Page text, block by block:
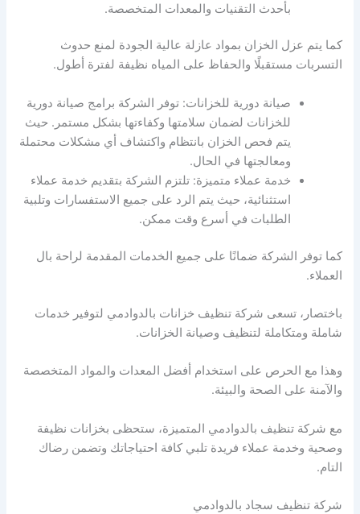
بأحدث التقنيات والمعدات المتخصصة.
كما يتم عزل الخزان بمواد عازلة عالية الجودة لمنع حدوث
التسربات مستقبلًا والحفاظ على المياه نظيفة لفترة أطول.
صيانة دورية للخزانات: توفر الشركة برامج صيانة دورية
للخزانات لضمان سلامتها وكفاءتها بشكل مستمر. حيث
يتم فحص الخزان بانتظام واكتشاف أي مشكلات محتملة
ومعالجتها في الحال.
خدمة عملاء متميزة: تلتزم الشركة بتقديم خدمة عملاء
استثنائية، حيث يتم الرد على جميع الاستفسارات وتلبية
الطلبات في أسرع وقت ممكن.
كما توفر الشركة ضمانًا على جميع الخدمات المقدمة لراحة بال
العملاء.
باختصار، تسعى شركة تنظيف خزانات بالدوادمي لتوفير خدمات
شاملة ومتكاملة لتنظيف وصيانة الخزانات.
وهذا مع الحرص على استخدام أفضل المعدات والمواد المتخصصة
والآمنة على الصحة والبيئة.
مع شركة تنظيف بالدوادمي المتميزة، ستحظى بخزانات نظيفة
وصحية وخدمة عملاء فريدة تلبي كافة احتياجاتك وتضمن رضاك
التام.
شركة تنظيف سجاد بالدوادمي